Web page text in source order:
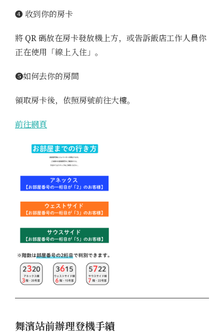
➍ 收到你的房卡
將 QR 碼放在房卡發放機上方，或告訴飯店工作人員你
正在使用「線上入住」。
➎如何去你的房間
領取房卡後，依照房號前往大樓。
前往網頁
舞濱站前辦理登機手續